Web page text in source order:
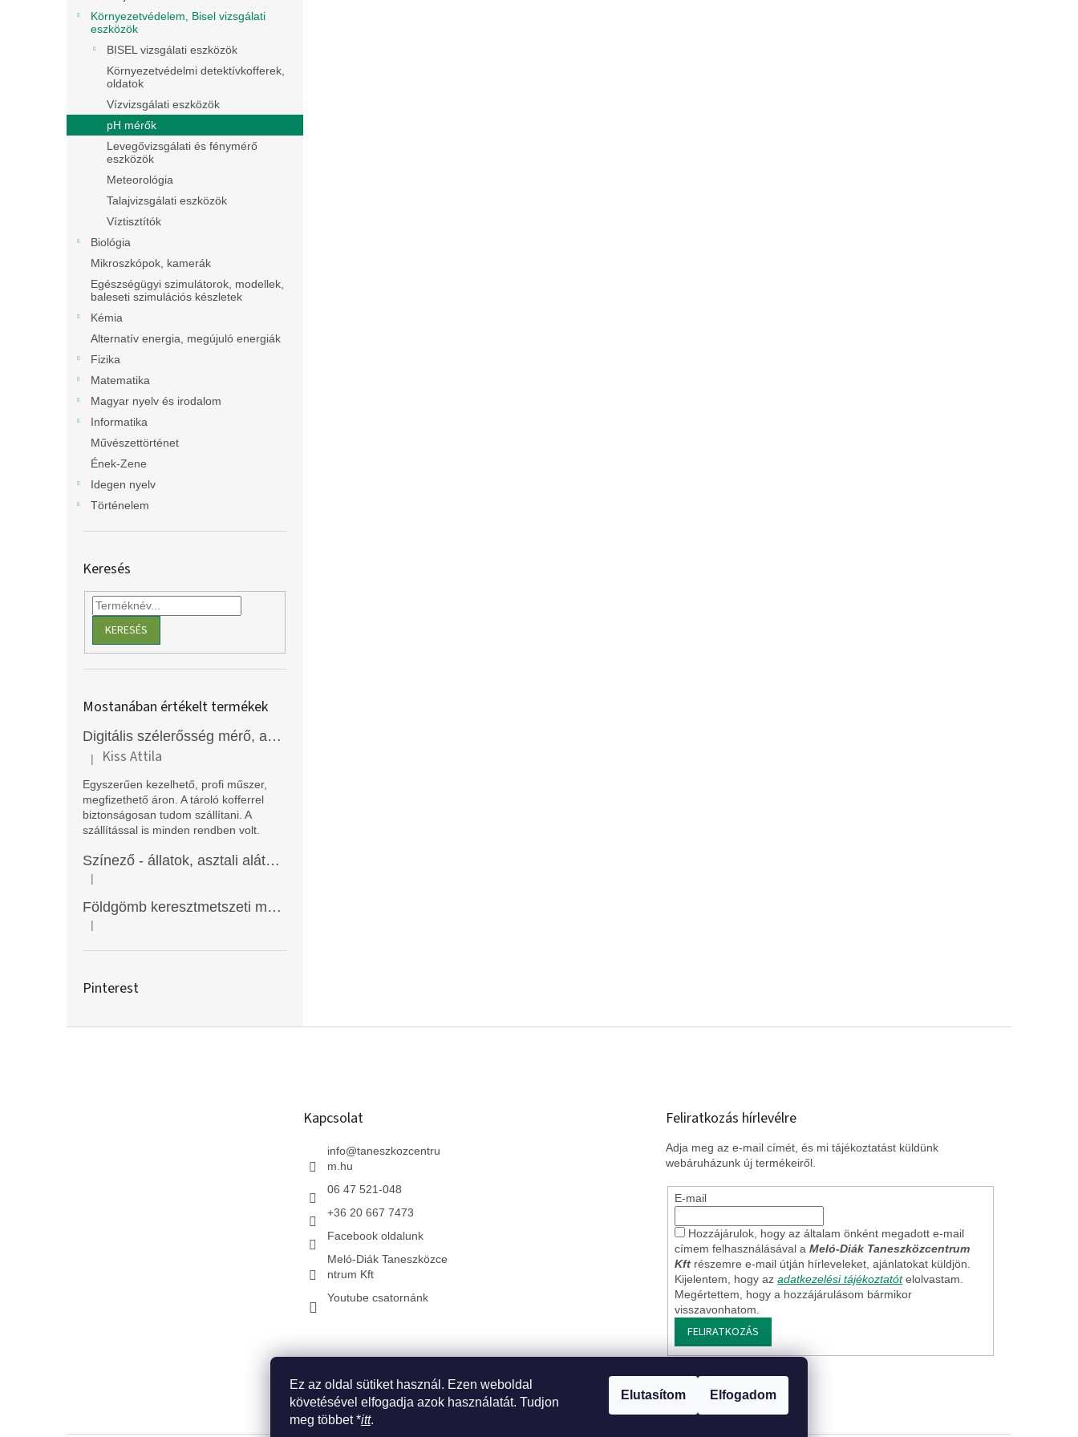
Ez az oldal sütiket használ. Ezen weboldal
követésével elfogadja azok használatát. Tudjon
meg többet *itt.
Elutasítom Elfogadom
Környezetvédelem, Bisel vizsgálati
eszközök
BISEL vizsgálati eszközök
Környezetvédelmi detektívkofferek,
oldatok
Vízvizsgálati eszközök
pH mérők
Levegővizsgálati és fénymérő
eszközök
Meteorológia
Talajvizsgálati eszközök
Víztisztítók
Biológia
Mikroszkópok, kamerák
Egészségügyi szimulátorok, modellek,
baleseti szimulációs készletek
Kémia
Alternatív energia, megújuló energiák
Fizika
Matematika
Magyar nyelv és irodalom
Informatika
Művészettörténet
Ének-Zene
Idegen nyelv
Történelem
Keresés
KERESÉS
Mostanában értékelt termékek
Digitális szélerősség mérő, anemométer, EM2250
A termék értékelése 5-ből 5 csillag.
| Kiss Attila
Egyszerűen kezelhető, profi műszer,
megfizethető áron. A tároló kofferrel
biztonságosan tudom szállítani. A
szállítással is minden rendben volt.
Színező - állatok, asztali alátét, Funny Mat
A termék értékelése 5-ből 5 csillag.
|
Földgömb keresztmetszeti modell
A termék értékelése 5-ből 5 csillag.
|
Pinterest
Kapcsolat
info@taneszkozcentru
m.hu
06 47 521-048
+36 20 667 7473
Facebook oldalunk
Meló-Diák Taneszközce
ntrum Kft
Youtube csatornánk
Feliratkozás hírlevélre
Adja meg az e-mail címét, és mi tájékoztatást küldünk
webáruházunk új termékeiről.
E-mail
Hozzájárulok, hogy az általam önként megadott e-mail
címem felhasználásával aMeló-Diák Taneszközcentrum
Kft részemre e-mail útján hírleveleket, ajánlatokat küldjön.
Kijelentem, hogy azadatkezelési tájékoztatót elolvastam.
Megértettem, hogy a hozzájárulásom bármikor
visszavonhatom.
FELIRATKOZÁS
* Kezdőlap * Szlovákiai leányvállalatunk * Impresszum * Üzleti feltételek ÁSZF * Jogi nyilatkozat